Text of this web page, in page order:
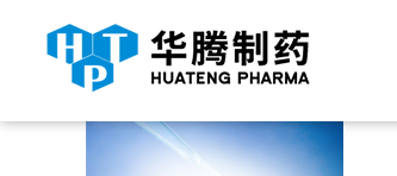
当前位置： 首页 产品中心